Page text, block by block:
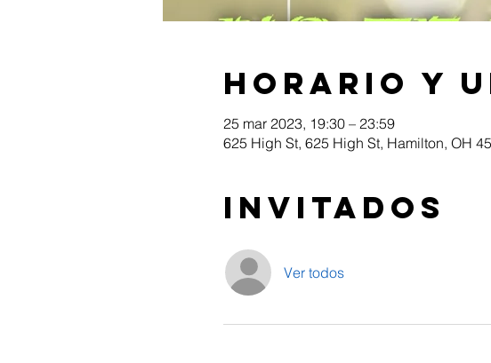
Horario y
25 mar 2023, 19:30 – 23:59
625 High St, 625 High St, Hamilton, OH
Invitados
Ver todos